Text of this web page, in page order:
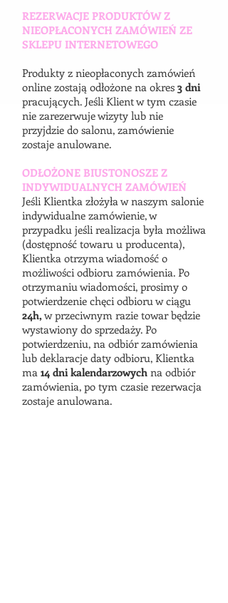
REZERWACJE PRODUKTÓW Z
NIEOPŁACONYCH ZAMÓWIEŃ ZE
SKLEPU INTERNETOWEGO
Produkty z nieopłaconych zamówień
online zostają odłożone na okres 3 dni
pracujących. Jeśli Klient w tym czasie
nie zarezerwuje wizyty lub nie
przyjdzie do salonu, zamówienie
zostaje anulowane.
ODŁOŻONE BIUSTONOSZE Z
INDYWIDUALNYCH ZAMÓWIEŃ
Jeśli Klientka złożyła w naszym salonie
indywidualne zamówienie, w
przypadku jeśli realizacja była możliwa
(dostępność towaru u producenta),
Klientka otrzyma wiadomość o
możliwości odbioru zamówienia. Po
otrzymaniu wiadomości, prosimy o
potwierdzenie chęci odbioru w ciągu
24h,w przeciwnym razie towar będzie
wystawiony do sprzedaży. Po
potwierdzeniu, na odbiór zamówienia
lub deklaracje daty odbioru, Klientka
ma 14 dni kalendarzowych na odbiór
zamówienia, po tym czasie rezerwacja
zostaje anulowana.